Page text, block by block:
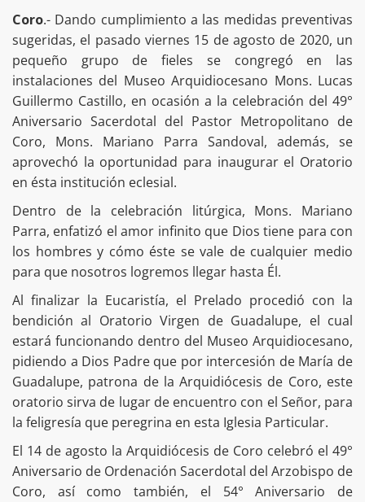
Coro.- Dando cumplimiento a las medidas preventivas
sugeridas, el pasado viernes 15 de agosto de 2020, un
pequeño grupo de fieles se congregó en las
instalaciones del Museo Arquidiocesano Mons. Lucas
Guillermo Castillo, en ocasión a la celebración del 49°
Aniversario Sacerdotal del Pastor Metropolitano de
Coro, Mons. Mariano Parra Sandoval, además, se
aprovechó la oportunidad para inaugurar el Oratorio
en ésta institución eclesial.
Dentro de la celebración litúrgica, Mons. Mariano
Parra, enfatizó el amor infinito que Dios tiene para con
los hombres y cómo éste se vale de cualquier medio
para que nosotros logremos llegar hasta Él.
Al finalizar la Eucaristía, el Prelado procedió con la
bendición al Oratorio Virgen de Guadalupe, el cual
estará funcionando dentro del Museo Arquidiocesano,
pidiendo a Dios Padre que por intercesión de María de
Guadalupe, patrona de la Arquidiócesis de Coro, este
oratorio sirva de lugar de encuentro con el Señor, para
la feligresía que peregrina en esta Iglesia Particular.
El 14 de agosto la Arquidiócesis de Coro celebró el 49°
Aniversario de Ordenación Sacerdotal del Arzobispo de
Coro, así como también, el 54° Aniversario de